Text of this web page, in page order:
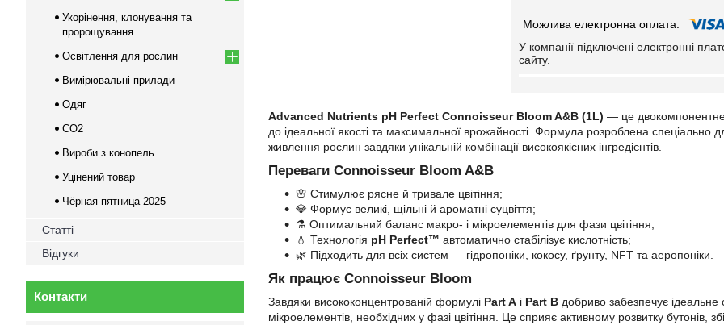
У компанії підключені електронні
сайту.
Advanced Nutrients pH Perfect Connoisseur Bloom A&B (1L) — це двокомпонентне
до ідеальної якості та максимальної врожайності. Формула розроблена спеціально
живлення рослин завдяки унікальній комбінації високоякісних інгредієнтів.
Переваги Connoisseur Bloom A&B
🌸 Стимулює рясне й тривале цвітіння;
💎 Формує великі, щільні й ароматні суцвіття;
⚗️ Оптимальний баланс макро- і мікроелементів для фази цвітіння;
💧 Технологія pH Perfect™ автоматично стабілізує кислотність;
🌿 Підходить для всіх систем — гідропоніки, кокосу, ґрунту, NFT та аеропоніки.
Як працює Connoisseur Bloom
Завдяки висококонцентрованій формулі Part A і Part B добриво забезпечує
мікроелементів, необхідних у фазі цвітіння. Це сприяє активному розвитку бутонів,
Укорінення, клонування та
пророщування
Освітлення для рослин
Вимірювальні прилади
Одяг
CO2
Вироби з конопель
Уцінений товар
Чёрная пятница 2025
Статті
Відгуки
Контакти